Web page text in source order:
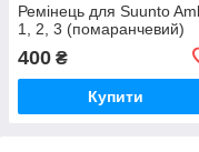
Ремінець для Suunto
1, 2, 3 (помаранчевий)
400 ₴
Купити